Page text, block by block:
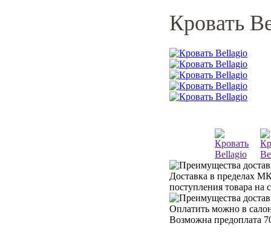
Кровать
Доставка в пределах
поступления товара на
Оплатить можно в
Возможна предоплата